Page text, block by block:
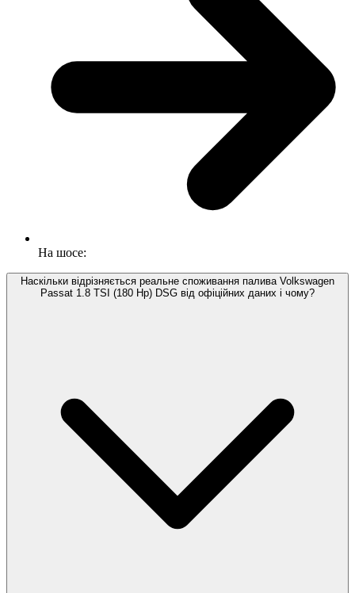
На шосе:
Наскільки відрізняється реальне споживання палива Volkswagen
Passat 1.8 TSI (180 Hp) DSG від офіційних даних і чому?